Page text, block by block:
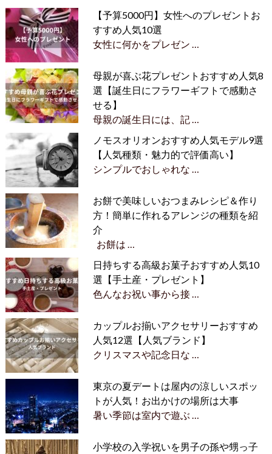
【予算5000円】女性へのプレゼントお
すすめ人気10選
女性に何かをプレゼン …
母親が喜ぶ花プレゼントおすすめ人気8
選【誕生日にフラワーギフトで感動さ
せる】
母親の誕生日には、記 …
ノモスオリオンおすすめ人気モデル9選
【人気種類・魅力的で評価高い】
シンプルでおしゃれな …
お餅で美味しいおつまみレシピ＆作り
方！簡単に作れるアレンジの種類を紹
介
お餅は …
日持ちする高級お菓子おすすめ人気10
選【手土産・プレゼント】
色んなお祝い事から接 …
カップルお揃いアクセサリーおすすめ
人気12選【人気ブランド】
クリスマスや記念日な …
東京の夏デートは屋内の涼しいスポッ
トが人気！お出かけの場所は大事
暑い季節は室内で遊ぶ …
小学校の入学祝いを男子の孫や甥っ子